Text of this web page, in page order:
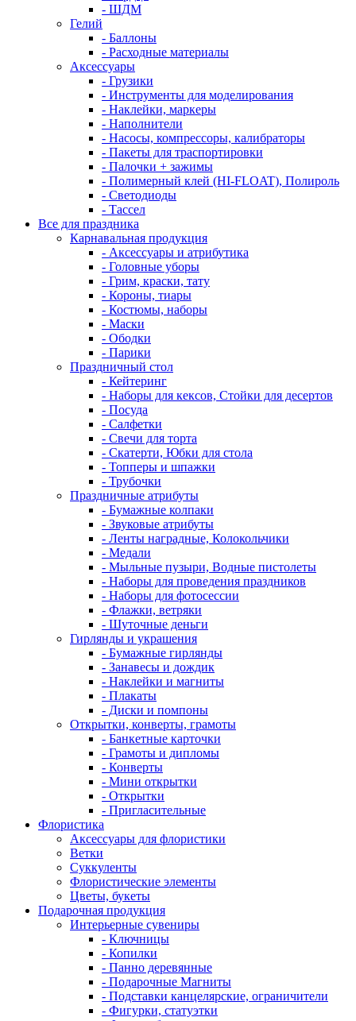
- ШДМ
Гелий
- Баллоны
- Расходные материалы
Аксессуары
- Грузики
- Инструменты для моделирования
- Наклейки, маркеры
- Наполнители
- Насосы, компрессоры, калибраторы
- Пакеты для траспортировки
- Палочки + зажимы
- Полимерный клей (HI-FLOAT), Полироль
- Светодиоды
- Тассел
Все для праздника
Карнавальная продукция
- Аксессуары и атрибутика
- Головные уборы
- Грим, краски, тату
- Короны, тиары
- Костюмы, наборы
- Маски
- Ободки
- Парики
Праздничный стол
- Кейтеринг
- Наборы для кексов, Стойки для десертов
- Посуда
- Салфетки
- Свечи для торта
- Скатерти, Юбки для стола
- Топперы и шпажки
- Трубочки
Праздничные атрибуты
- Бумажные колпаки
- Звуковые атрибуты
- Ленты наградные, Колокольчики
- Медали
- Мыльные пузыри, Водные пистолеты
- Наборы для проведения праздников
- Наборы для фотосессии
- Флажки, ветряки
- Шуточные деньги
Гирлянды и украшения
- Бумажные гирлянды
- Занавесы и дождик
- Наклейки и магниты
- Плакаты
- Диски и помпоны
Открытки, конверты, грамоты
- Банкетные карточки
- Грамоты и дипломы
- Конверты
- Мини открытки
- Открытки
- Пригласительные
Флористика
Аксессуары для флористики
Ветки
Суккуленты
Флористические элементы
Цветы, букеты
Подарочная продукция
Интерьерные сувениры
- Ключницы
- Копилки
- Панно деревянные
- Подарочные Магниты
- Подставки канцелярские, ограничители
- Фигурки, статуэтки